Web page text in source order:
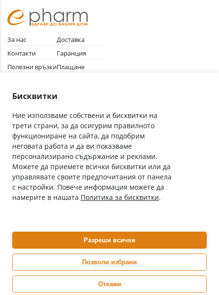
За нас
Контакти
Полезни връзки
Общи условия
Доставка
Гаранция
Плащане
Абонирай се за нашия бюлетин
С абонамента се съгласявам сПолитиката за лични данни.
Онлайн аптека, част от аптеки „Ванчева“
ePharm е лицензирана онлайн аптека от
Изпълнителна Агенция по Лекарствата
0882 444 666
Бисквитки
Ние използваме собствени и бисквитки на
трети страни, за да осигурим правилното
функциониране на сайта, да подобрим
неговата работа и да ви показваме
персонализирано съдържание и реклами.
Можете да приемете всички бисквитки или да
управлявате своите предпочитания от панела
с настройки. Повече информация можете да
намерите в нашата Политика за бисквитки.
Разреши всички
Позволи избрани
Откажи